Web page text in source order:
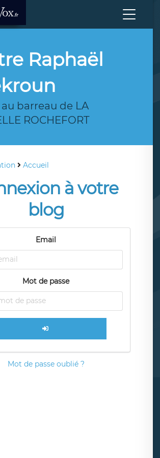
Raphaël
barreau de LA
ROCHEFORT
Accueil
à votre
blog
Email
Mot de passe
Mot de passe oublié ?